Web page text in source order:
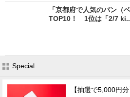
「京都府で人気のパン（
TOP10！ 1位は「2/7
Special
【抽選で5,000円